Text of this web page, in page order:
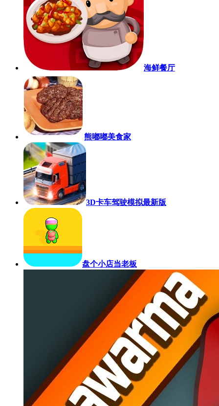
海鲜餐厅
熊嘟嘟美食家
3D卡车驾驶模拟最新版
盘个小店当老板